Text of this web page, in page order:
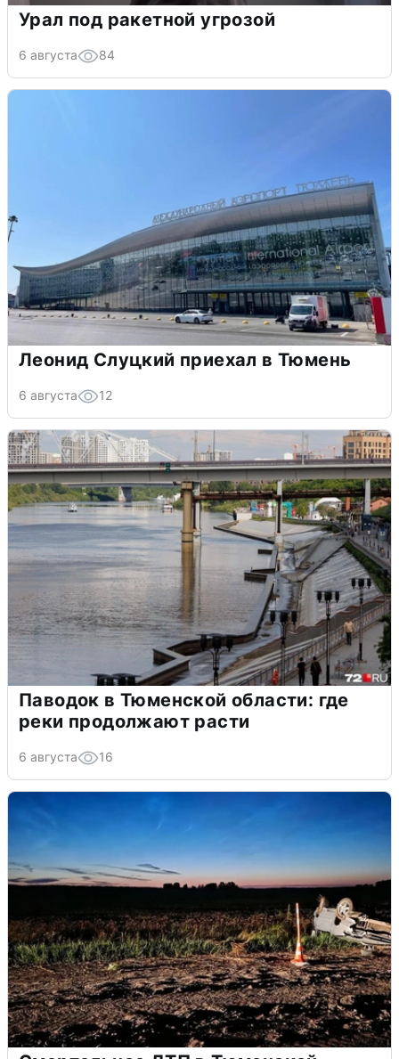
Урал под ракетной угрозой
6 августа 84
Леонид Слуцкий приехал в Тюмень
6 августа 12
Паводок в Тюменской области: где
реки продолжают расти
6 августа 16